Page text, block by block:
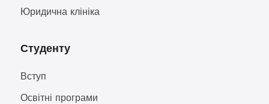
Юридична клініка
Студенту
Вступ
Освітні програми